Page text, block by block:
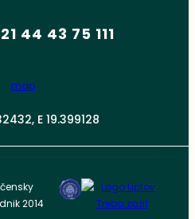
44 43 75 111
E 19.399128